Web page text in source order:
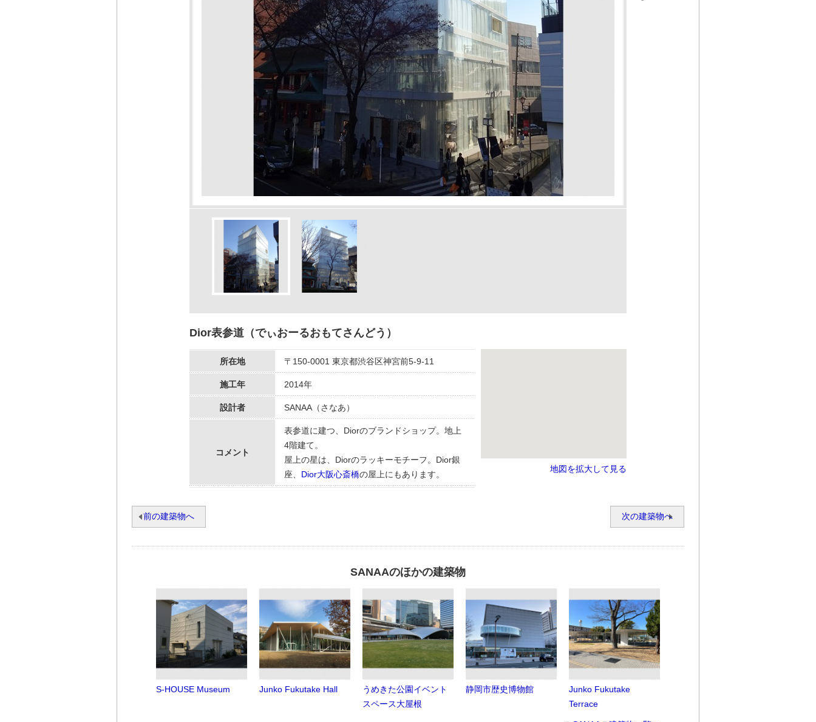
Dior表参道（でぃおーるおもてさんどう）
所在地 〒150-0001 東京都渋谷区神宮前5-9-11
施工年 2014年
設計者 SANAA（さなあ）
コメント
表参道に建つ、Diorのブランドショップ。地上
4階建て。
屋上の星は、Diorのラッキーモチーフ。Dior銀
座、
Dior大阪心斎橋の屋上にもあります。
地図を拡大して見る
前の建築物へ 次の建築物へ
SANAAのほかの建築物
S-HOUSE Museum Junko Fukutake Hall
うめきた公園イベント
スペース大屋根
静岡市歴史博物館
Junko Fukutake
Terrace